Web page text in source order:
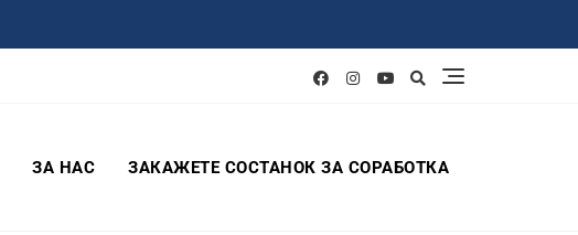
ЗА НАС ЗАКАЖЕТЕ СОСТАНОК ЗА СОРАБОТКА